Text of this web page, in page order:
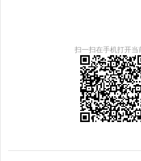
扫一扫在手机打开当